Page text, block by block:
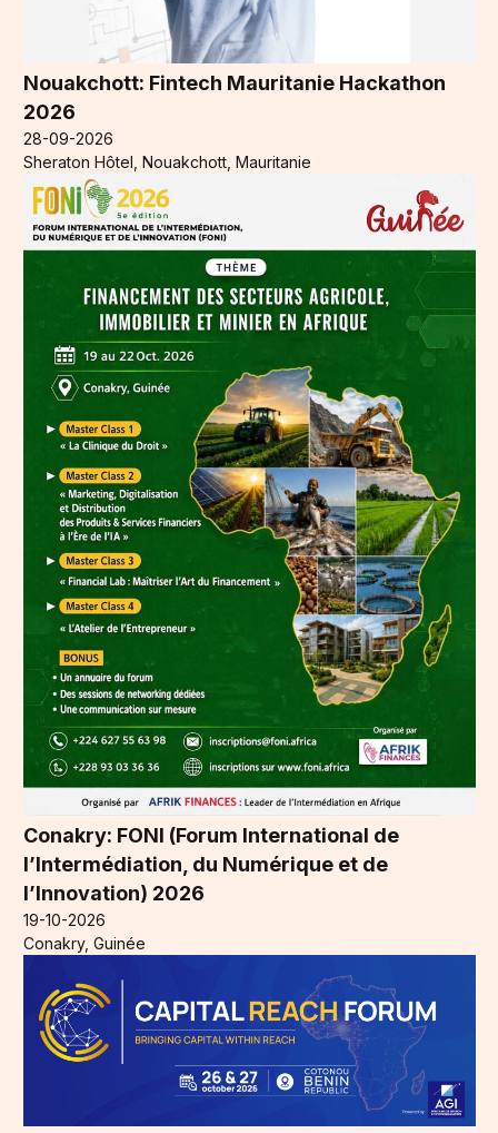
Nouakchott: Fintech Mauritanie Hackathon
2026
28-09-2026
Sheraton Hôtel, Nouakchott, Mauritanie
Conakry: FONI (Forum International de
l’Intermédiation, du Numérique et de
l’Innovation) 2026
19-10-2026
Conakry, Guinée